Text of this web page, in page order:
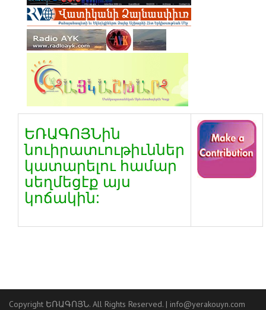
ԵՌԱԳՈՅՆին
նուիրատւութիւններ
կատարելու համար
սեղմեցէք այս
կոճակին:
Copyright ԵՌԱԳՈՅՆ. All Rights Reserved. | info@yerakouyn.com